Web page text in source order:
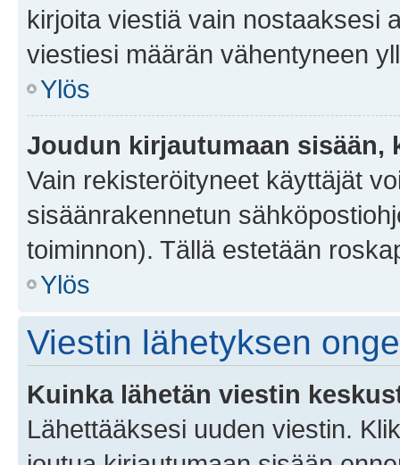
kirjoita viestiä vain nostaaksesi
viestiesi määrän vähentyneen
Ylös
Joudun kirjautumaan sisään,
Vain rekisteröityneet käyttäjät
sisäänrakennetun
toiminnon). Tällä estetään
Ylös
Viestin lähetyksen
Kuinka lähetän viestin
Lähettääksesi uuden viestin.